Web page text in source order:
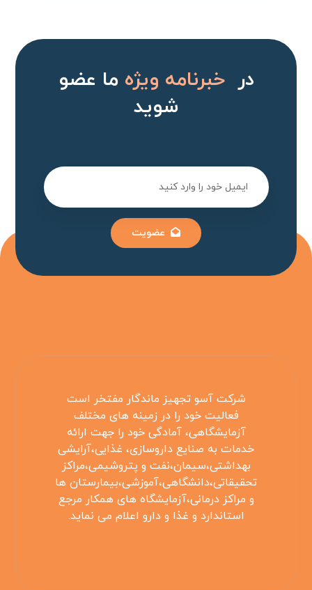
درخبرنامه ویژهما عضو
شوید
عضویت
شرکت آسو تجهیز ماندگار مفتخر است
فعالیت خود را در زمینه های مختلف
آزمایشگاهی، آمادگی خود را جهت ارائه
خدمات به صنایع داروسازی، غذایی،آرایشی
بهداشتی،سیمان،نفت و پتروشیمی،مراکز
تحقیقاتی،دانشگاهی،آموزشی،بیمارستان ها
و مراکز درمانی،آزمایشگاه های همکار مرجع
استاندارد و غذا و دارو اعلام می نماید.